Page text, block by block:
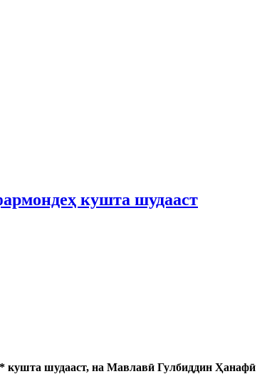
кушта шудааст
кушта шудааст, на Мавлавӣ Гулбиддин Ҳанафӣ